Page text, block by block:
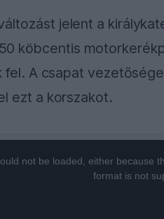
jelent a
köbcentis
fel. A csapat
ezt a korszakot.
not be loaded, either because
format is not